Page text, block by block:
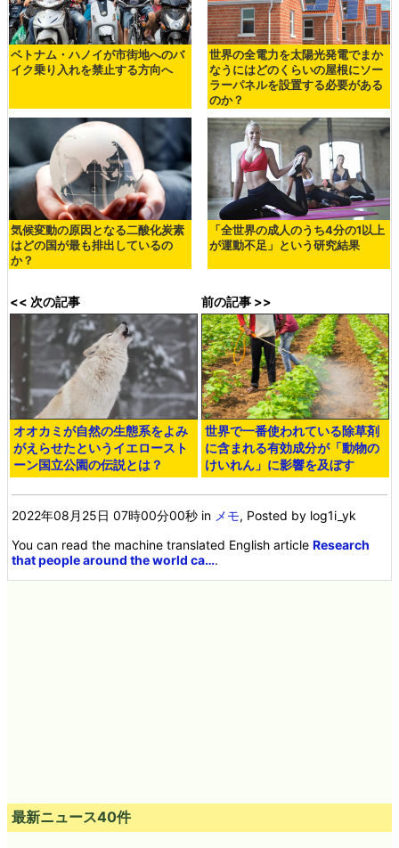
ベトナム・ハノイが市街地へのバ
イク乗り入れを禁止する方向へ
世界の全電力を太陽光発電でまか
なうにはどのくらいの屋根にソー
ラーパネルを設置する必要がある
のか？
気候変動の原因となる二酸化炭素
はどの国が最も排出しているの
か？
「全世界の成人のうち4分の1以上
が運動不足」という研究結果
<< 次の記事
オオカミが自然の生態系をよみ
がえらせたというイエロースト
ーン国立公園の伝説とは？
前の記事 >>
世界で一番使われている除草剤
に含まれる有効成分が「動物の
けいれん」に影響を及ぼす
2022年08月25日 07時00分00秒 in メモ, Posted by log1i_yk
You can read the machine translated English articleResearch
that people around the world ca….
最新ニュース40件